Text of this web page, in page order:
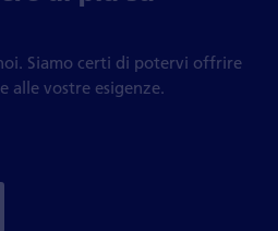
Siamo certi di potervi offrire
alle vostre esigenze.